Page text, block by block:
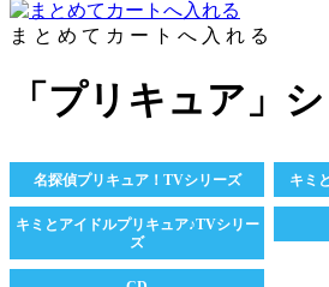
ま と め て カ ー ト へ 入 れ る
「プリキュア」
名探偵プリキュア！TVシリーズ キミ
キミとアイドルプリキュア♪TVシリー
ズ